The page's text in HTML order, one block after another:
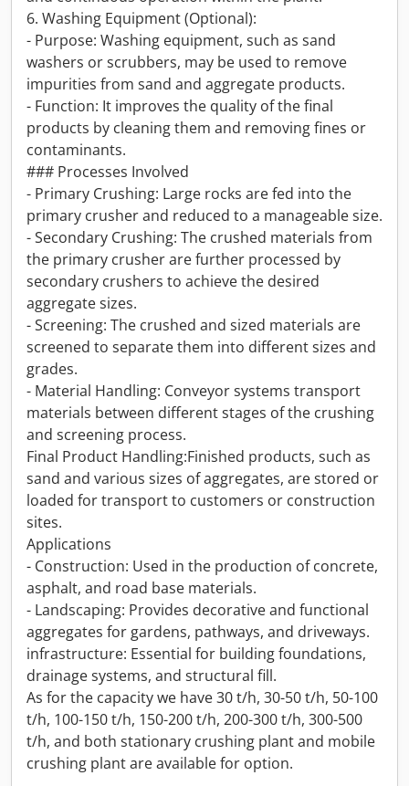
6. Washing Equipment (Optional):
- Purpose: Washing equipment, such as sand
washers or scrubbers, may be used to remove
impurities from sand and aggregate products.
- Function: It improves the quality of the final
products by cleaning them and removing fines or
contaminants.
### Processes Involved
- Primary Crushing: Large rocks are fed into the
primary crusher and reduced to a manageable size.
- Secondary Crushing: The crushed materials from
the primary crusher are further processed by
secondary crushers to achieve the desired
aggregate sizes.
- Screening: The crushed and sized materials are
screened to separate them into different sizes and
grades.
- Material Handling: Conveyor systems transport
materials between different stages of the crushing
and screening process.
Final Product Handling:Finished products, such as
sand and various sizes of aggregates, are stored or
loaded for transport to customers or construction
sites.
Applications
- Construction: Used in the production of concrete,
asphalt, and road base materials.
- Landscaping: Provides decorative and functional
aggregates for gardens, pathways, and driveways.
infrastructure: Essential for building foundations,
drainage systems, and structural fill.
As for the capacity we have 30 t/h, 30-50 t/h, 50-100
t/h, 100-150 t/h, 150-200 t/h, 200-300 t/h, 300-500
t/h, and both stationary crushing plant and mobile
crushing plant are available for option.